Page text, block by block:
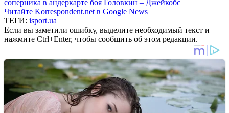
соперника в андеркарте боя Головкин – Джейкобс
Читайте Korrespondent.net в Google News
ТЕГИ: isport.ua
Если вы заметили ошибку, выделите необходимый текст и
нажмите Ctrl+Enter, чтобы сообщить об этом редакции.